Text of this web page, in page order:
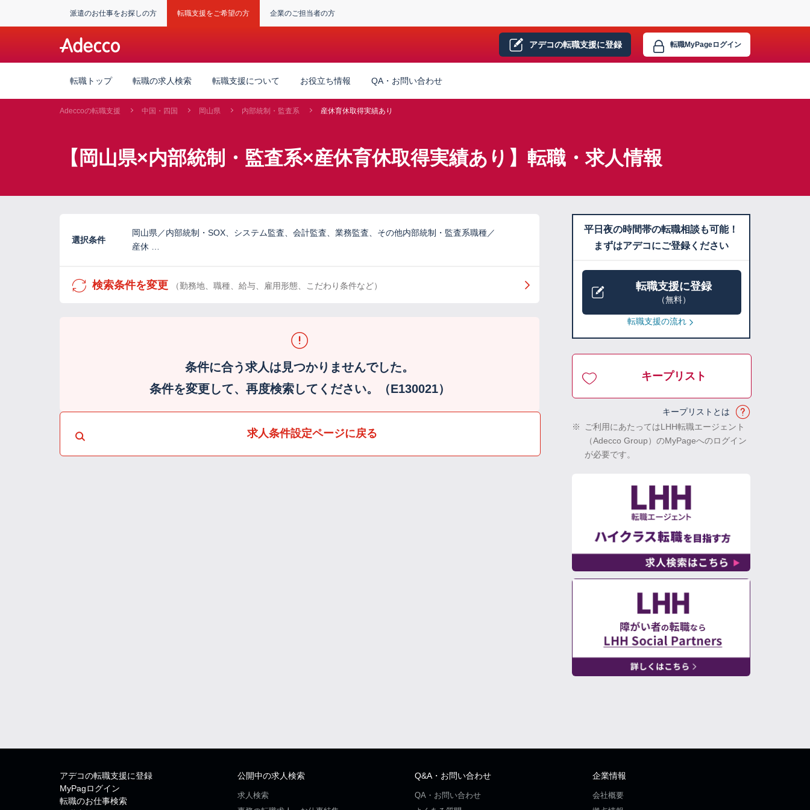
派遣のお仕事をお探しの方 転職支援をご希望の方 企業のご担当者の方
アデコの転職支援に登録 転職MyPageログイン
転職トップ 転職の求人検索 転職支援について お役立ち情報 QA・お問い合わせ
Adeccoの転職支援 中国・四国 岡山県 内部統制・監査系 産休育休取得実績あり
【岡山県×内部統制・監査系×産休育休取得実績あり】転職・求人情報
選択条件
岡山県／内部統制・SOX、システム監査、会計監査、業務監査、その他内部統制・監査系職種／
産休 …
検索条件を変更 （勤務地、職種、給与、雇用形態、こだわり条件など）
条件に合う求人は見つかりませんでした。
条件を変更して、再度検索してください。（E130021）
求人条件設定ページに戻る
平日夜の時間帯の転職相談も可能！
まずはアデコにご登録ください
転職支援に登録
（無料）
転職支援の流れ
キープリスト
キープリストとは
※
ご利用にあたってはLHH転職エージェント
（Adecco Group）のMyPageへのログイン
が必要です。
アデコの転職支援に登録
MyPagログイン
転職のお仕事検索
公開中の求人検索
求人検索
Q&A・お問い合わせ
QA・お問い合わせ
企業情報
会社概要